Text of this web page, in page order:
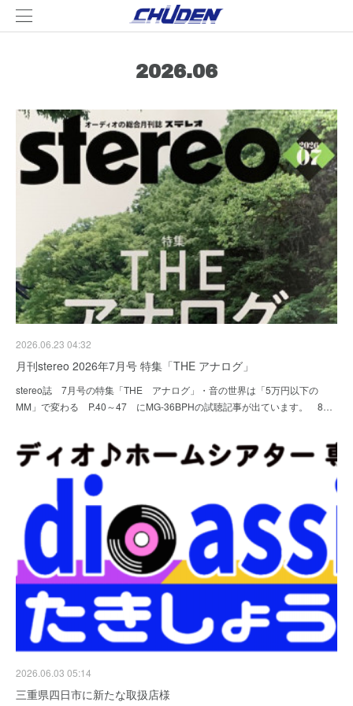
2026.06
2026.06.23 04:32
月刊stereo 2026年7月号 特集「THE アナログ」
stereo誌 7月号の特集「THE アナログ」・音の世界は「5万円以下の
MM」で変わる P.40～47 にMG-36BPHの試聴記事が出ています。 8…
2026.06.03 05:14
三重県四日市に新たな取扱店様